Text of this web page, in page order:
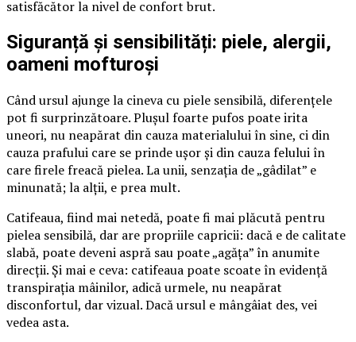
satisfăcător la nivel de confort brut.
Siguranță și sensibilități: piele, alergii,
oameni mofturoși
Când ursul ajunge la cineva cu piele sensibilă, diferențele
pot fi surprinzătoare. Plușul foarte pufos poate irita
uneori, nu neapărat din cauza materialului în sine, ci din
cauza prafului care se prinde ușor și din cauza felului în
care firele freacă pielea. La unii, senzația de „gâdilat” e
minunată; la alții, e prea mult.
Catifeaua, fiind mai netedă, poate fi mai plăcută pentru
pielea sensibilă, dar are propriile capricii: dacă e de calitate
slabă, poate deveni aspră sau poate „agăța” în anumite
direcții. Și mai e ceva: catifeaua poate scoate în evidență
transpirația mâinilor, adică urmele, nu neapărat
disconfortul, dar vizual. Dacă ursul e mângâiat des, vei
vedea asta.